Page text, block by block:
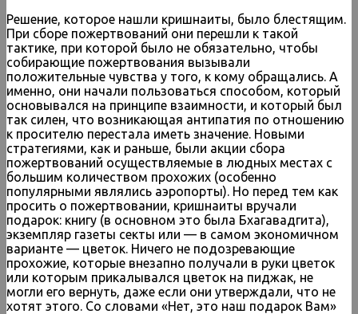
Решение, которое нашли кришнаиты, было блестящим.
При сборе пожертвований они перешли к такой
тактике, при которой было не обязательно, чтобы
собирающие пожертвования вызывали
положительные чувства у того, к кому обращались. А
именно, они начали пользоваться способом, который
основывался на принципе взаимности, и который был
так силен, что возникающая антипатия по отношению
к просителю перестала иметь значение. Новыми
стратегиями, как и раньше, были акции сбора
пожертвований осуществляемые в людных местах с
большим количеством прохожих (особенно
популярными являлись аэропорты). Но перед тем как
просить о пожертвовании, кришнаиты вручали
подарок: книгу (в основном это была Бхагавадгита),
экземпляр газеты секты или — в самом экономичном
варианте — цветок. Ничего не подозревающие
прохожие, которые внезапно получали в руки цветок
или которым прикалывался цветок на пиджак, не
могли его вернуть, даже если они утверждали, что не
хотят этого. Со словами «Нет, это наш подарок Вам»